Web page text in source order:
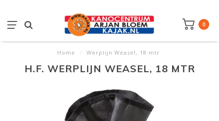
0
Home / Werplijn Weasel, 18 mtr
H.F. WERPLIJN WEASEL, 18 MTR